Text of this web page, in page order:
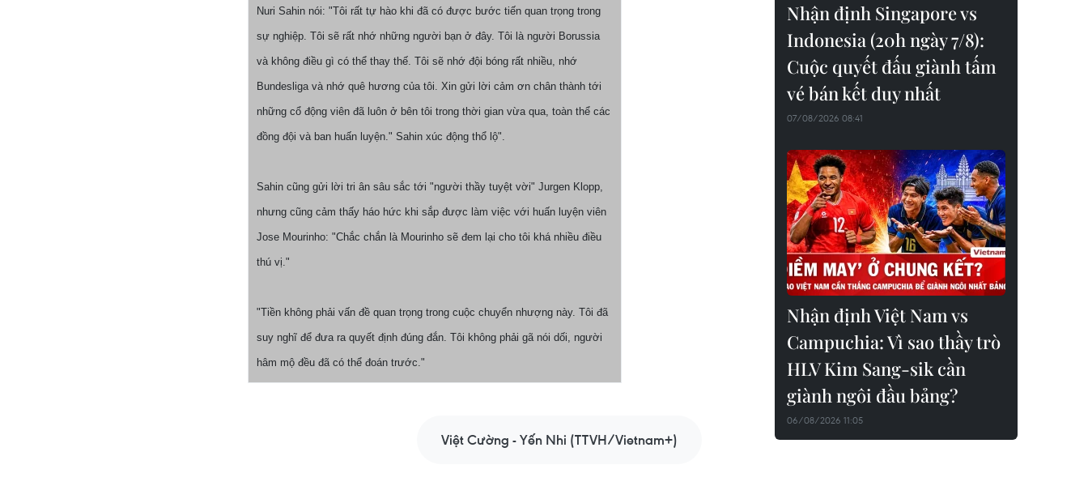
Nuri Sahin nói: "Tôi rất tự hào khi đã có được bước tiến quan trọng trong
sự nghiệp. Tôi sẽ rất nhớ những người bạn ở đây. Tôi là người Borussia
và không điều gì có thể thay thế. Tôi sẽ nhớ đội bóng rất nhiều, nhớ
Bundesliga và nhớ quê hương của tôi. Xin gửi lời cảm ơn chân thành tới
những cổ động viên đã luôn ở bên tôi trong thời gian vừa qua, toàn thể các
đồng đội và ban huấn luyện." Sahin xúc động thổ lộ".
Sahin cũng gửi lời tri ân sâu sắc tới "người thầy tuyệt vời" Jurgen Klopp,
nhưng cũng cảm thấy háo hức khi sắp được làm việc với huấn luyện viên
Jose Mourinho: "Chắc chắn là Mourinho sẽ đem lại cho tôi khá nhiều điều
thú vị."
"Tiền không phải vấn đề quan trọng trong cuộc chuyển nhượng này. Tôi đã
suy nghĩ để đưa ra quyết định đúng đắn. Tôi không phải gã nói dối, người
hâm mộ đều đã có thể đoán trước."
Việt Cường - Yến Nhi (TTVH/Vietnam+)
Nhận định Singapore vs
Indonesia (20h ngày 7/8):
Cuộc quyết đấu giành tấm
vé bán kết duy nhất
07/08/2026 08:41
Nhận định Việt Nam vs
Campuchia: Vì sao thầy trò
HLV Kim Sang-sik cần
giành ngôi đầu bảng?
06/08/2026 11:05